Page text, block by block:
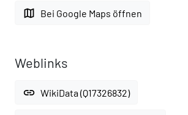
map Bei Google Maps öffnen
Weblinks
link WikiData (Q17326832)